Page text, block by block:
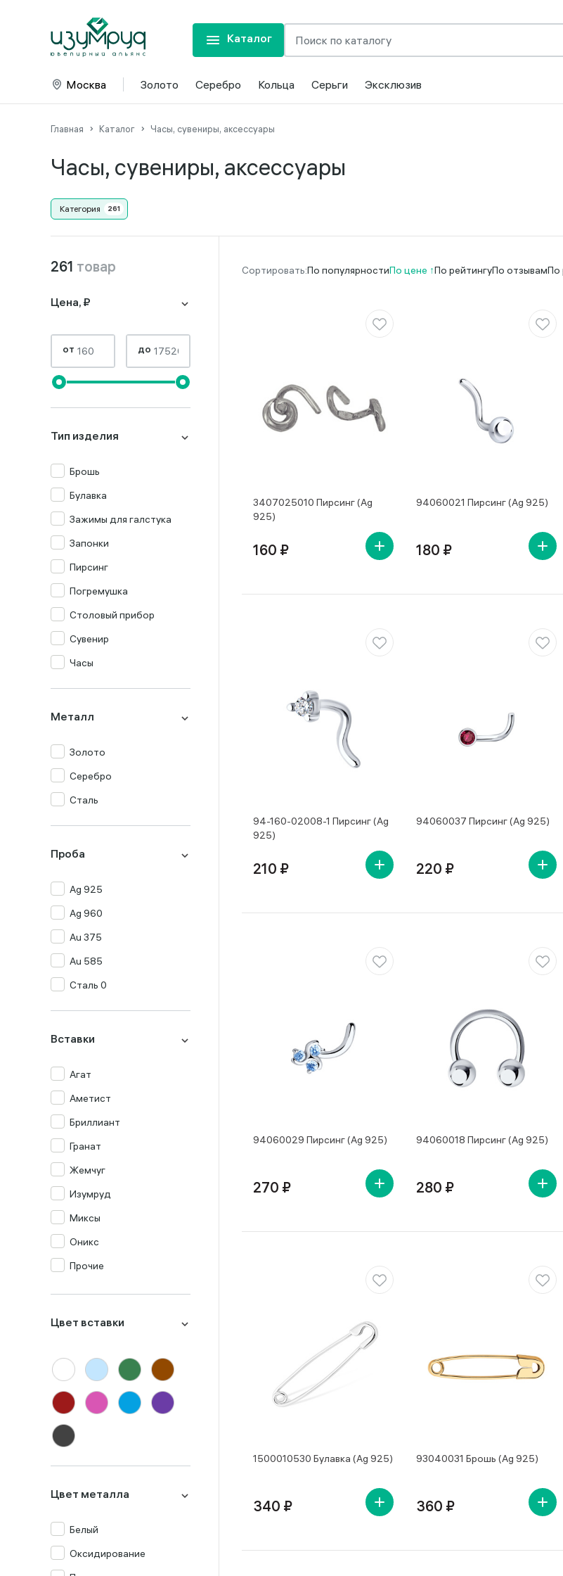
Каталог
Москва Золото Серебро Кольца Серьги Эксклюзив
Главная Каталог Часы, сувениры, аксессуары
Часы, сувениры, аксессуары
Категория
261 товар
Цена, ₽
от до
Тип изделия
Брошь
Булавка
Зажимы для галстука
Запонки
Пирсинг
Погремушка
Столовый прибор
Сувенир
Часы
Металл
Золото
Серебро
Сталь
Проба
Ag 925
Ag 960
Au 375
Au 585
Сталь 0
Вставки
Агат
Аметист
Бриллиант
Гранат
Жемчуг
Изумруд
Миксы
Оникс
Прочие
Янтарь
Цвет вставки
Цвет металла
Белый
Оксидирование
По популярностиПо цене По рейтингуПо отзывамПо
3407025010 Пирсинг (Ag
925)
160 ₽
94060021 Пирсинг (Ag 925)
180 ₽
94-160-02008-1 Пирсинг (Ag
925)
210 ₽
94060037 Пирсинг (Ag 925)
220 ₽
94060029 Пирсинг (Ag 925)
270 ₽
94060018 Пирсинг (Ag 925)
280 ₽
1500010530 Булавка (Ag 925)
340 ₽
93040031 Брошь (Ag 925)
360 ₽